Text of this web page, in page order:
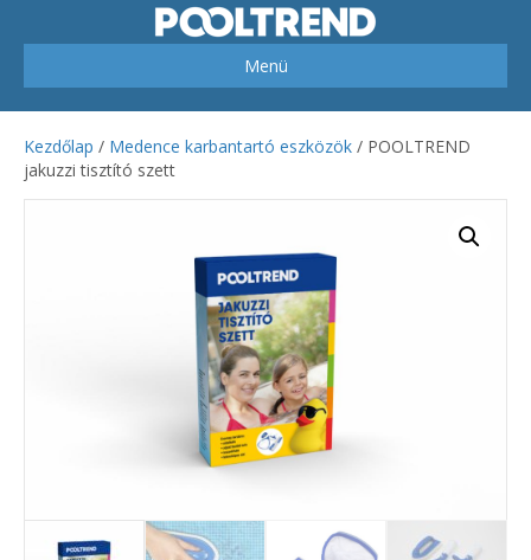
Menü
Kezdőlap / Medence karbantartó eszközök / POOLTREND
jakuzzi tisztító szett